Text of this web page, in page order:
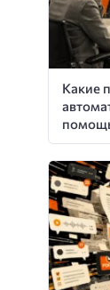
Какие